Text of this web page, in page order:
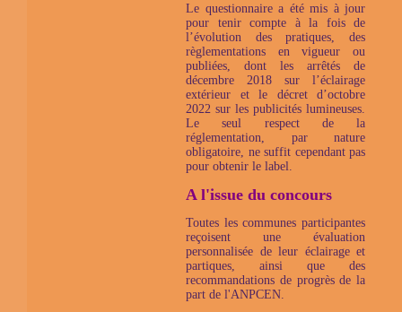
Le questionnaire a été mis à jour
pour tenir compte à la fois de
l’évolution des pratiques, des
règlementations en vigueur ou
publiées, dont les arrêtés de
décembre 2018 sur l’éclairage
extérieur et le décret d’octobre
2022 sur les publicités lumineuses.
Le seul respect de la
réglementation, par nature
obligatoire, ne suffit cependant pas
pour obtenir le label.
A l'issue du concours
Toutes les communes participantes
reçoisent une évaluation
personnalisée de leur éclairage et
partiques, ainsi que des
recommandations de progrès de la
part de l'ANPCEN.